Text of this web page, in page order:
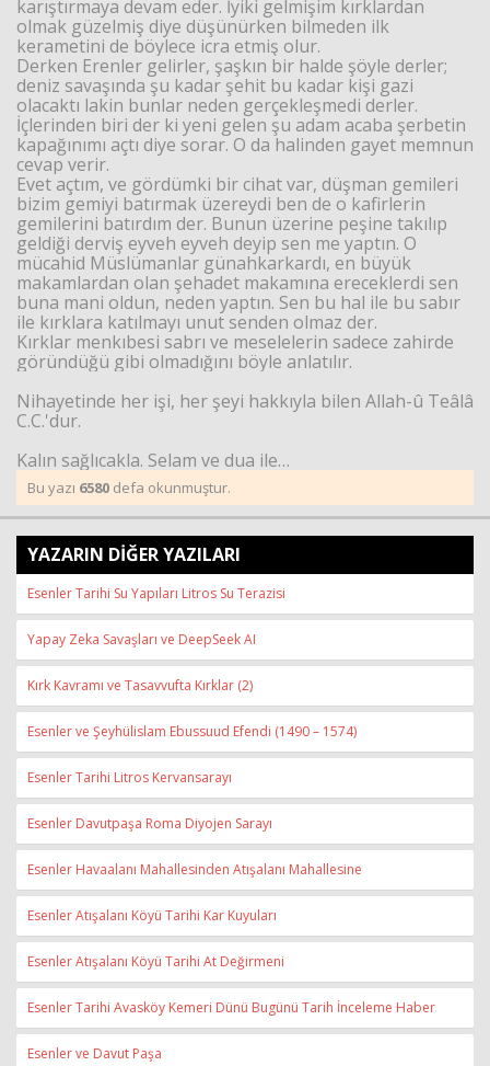
karıştırmaya devam eder. İyiki gelmişim kırklardan
olmak güzelmiş diye düşünürken bilmeden ilk
kerametini de böylece icra etmiş olur.
Derken Erenler gelirler, şaşkın bir halde şöyle derler;
deniz savaşında şu kadar şehit bu kadar kişi gazi
olacaktı lakin bunlar neden gerçekleşmedi derler.
İçlerinden biri der ki yeni gelen şu adam acaba şerbetin
kapağınımı açtı diye sorar. O da halinden gayet memnun
cevap verir.
Evet açtım, ve gördümki bir cihat var, düşman gemileri
bizim gemiyi batırmak üzereydi ben de o kafirlerin
gemilerini batırdım der. Bunun üzerine peşine takılıp
geldiği derviş eyveh eyveh deyip sen me yaptın. O
mücahid Müslümanlar günahkarkardı, en büyük
makamlardan olan şehadet makamına ereceklerdi sen
buna mani oldun, neden yaptın. Sen bu hal ile bu sabır
ile kırklara katılmayı unut senden olmaz der.
Kırklar menkıbesi sabrı ve meselelerin sadece zahirde
göründüğü gibi olmadığını böyle anlatılır.
Nihayetinde her işi, her şeyi hakkıyla bilen Allah-û Teâlâ
C.C.'dur.
Kalın sağlıcakla. Selam ve dua ile…
Bu yazı 6580 defa okunmuştur.
YAZARIN DİĞER YAZILARI
Esenler Tarihi Su Yapıları Litros Su Terazisi
Yapay Zeka Savaşları ve DeepSeek AI
Kırk Kavramı ve Tasavvufta Kırklar (2)
Esenler ve Şeyhülislam Ebussuud Efendi (1490 – 1574)
Esenler Tarihi Litros Kervansarayı
Esenler Davutpaşa Roma Diyojen Sarayı
Esenler Havaalanı Mahallesinden Atışalanı Mahallesine
Esenler Atışalanı Köyü Tarihi Kar Kuyuları
Esenler Atışalanı Köyü Tarihi At Değirmeni
Esenler Tarihi Avasköy Kemeri Dünü Bugünü Tarih İnceleme Haber
Esenler ve Davut Paşa